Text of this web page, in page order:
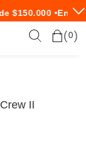
$150.000 •Envío
0
II